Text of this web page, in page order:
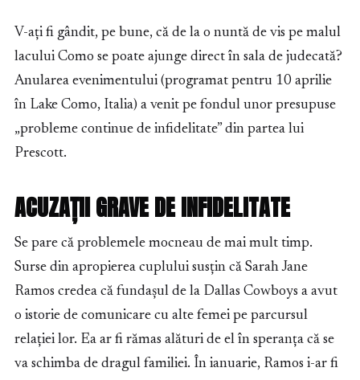
V-ați fi gândit, pe bune, că de la o nuntă de vis pe malul
lacului Como se poate ajunge direct în sala de judecată?
Anularea evenimentului (programat pentru 10 aprilie
în Lake Como, Italia) a venit pe fondul unor presupuse
„probleme continue de infidelitate” din partea lui
Prescott.
ACUZAȚII GRAVE DE INFIDELITATE
Se pare că problemele mocneau de mai mult timp.
Surse din apropierea cuplului susțin că Sarah Jane
Ramos credea că fundașul de la Dallas Cowboys a avut
o istorie de comunicare cu alte femei pe parcursul
relației lor. Ea ar fi rămas alături de el în speranța că se
va schimba de dragul familiei. În ianuarie, Ramos i-ar fi